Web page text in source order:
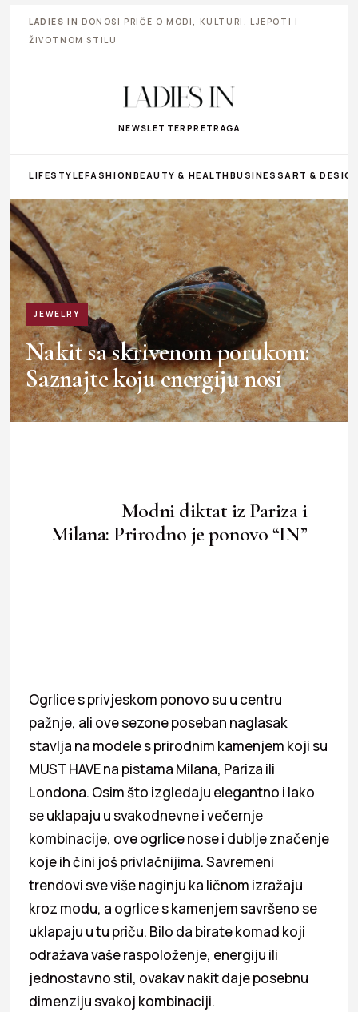
LADIES IN DONOSI PRIČE O MODI, KULTURI, LJEPOTI I
ŽIVOTNOM STILU
NEWSLETTER PRETRAGA
LIFESTYLEFASHIONBEAUTY & HEALTHBUSINESS ART &
JEWELRY
Nakit sa skrivenom porukom:
Saznajte koju energiju nosi
Modni diktat iz Pariza i
Milana: Prirodno je ponovo “IN”
Ogrlice s privjeskom ponovo su u centru
pažnje, ali ove sezone poseban naglasak
stavlja na modele s prirodnim kamenjem koji su
MUST HAVE na pistama Milana, Pariza ili
Londona. Osim što izgledaju elegantno i lako
se uklapaju u svakodnevne i večernje
kombinacije, ove ogrlice nose i dublje značenje
koje ih čini još privlačnijima. Savremeni
trendovi sve više naginju ka ličnom izražaju
kroz modu, a ogrlice s kamenjem savršeno se
uklapaju u tu priču. Bilo da birate komad koji
odražava vaše raspoloženje, energiju ili
jednostavno stil, ovakav nakit daje posebnu
dimenziju svakoj kombinaciji.